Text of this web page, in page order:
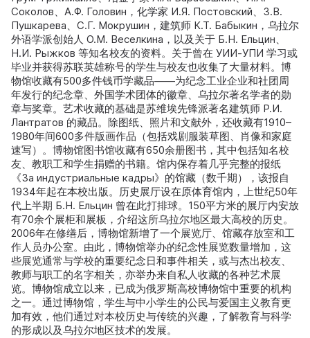
Соколов、А.Ф. Головин，化学家 И.Я. Постовский、З.В.
Пушкарева、С.Г. Мокрушин，建筑师 К.Т. Бабыкин，乌拉尔
外语学派创始人 О.М. Веселкина，以及关于 Б.Н. Ельцин、
Н.И. Рыжков 等知名校友的资料。关于曾在 УИИ‑УПИ 学习或
毕业并获得苏联英雄称号的学生与校友也收集了大量材料。博
物馆收藏有500多件钱币学藏品——为纪念工业企业和社团周
年发行的纪念章、外国学术团体的徽章、乌拉尔著名学者的勋
章与奖章。艺术收藏的基础是苏维埃先锋派著名建筑师 P.И.
Лантратов 的藏品。除图纸、照片和文献外，还收藏有1910–
1980年间600多件版画作品（包括戏剧服装草图、肖像和家庭
速写）。博物馆图书馆收藏有650余册图书，其中包括知名校
友、教职工和学生捐赠的书籍。馆内保存着几乎完整的报纸
《За индустриальные кадры》的馆藏（数千期），该报自
1934年起在本校出版。历史展厅设在原体育馆内，上世纪50年
代上半期 Б.Н. Ельцин 曾在此打排球。150平方米的展厅内安放
有70余个展柜和展板，介绍这所乌拉尔地区最大高校的历史。
2006年在修缮后，博物馆新增了一个展览厅、馆藏存放室和工
作人员办公室。由此，博物馆举办的纪念性展览数量增加，这
些展览通常与学校的重要纪念日和事件相关，或与杰出校友、
教师与职工的名字相关，亦举办来自私人收藏的各种艺术展
览。博物馆成立以来，已成为俄罗斯高校博物馆中重要的机构
之一。通过博物馆，学生与中小学生的公民与爱国主义教育更
加有效，他们通过对本校历史与传统的兴趣，了解教育与科学
的形成以及乌拉尔地区技术的发展。